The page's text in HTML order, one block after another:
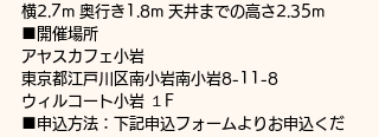
横2.7m 奥行き1.8m 天井までの高さ2.35m
■開催場所
アヤスカフェ小岩
東京都江戸川区南小岩南小岩8-11-8
​ウィルコート小岩 １F
■申込方法：下記申込フォームよりお申込くだ